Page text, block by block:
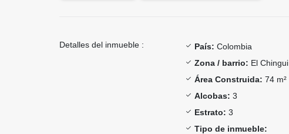
Detalles del inmueble : País: Colombia
Zona / barrio: El Chingui
Área Construida: 74 m²
Alcobas: 3
Estrato: 3
Tipo de inmueble: